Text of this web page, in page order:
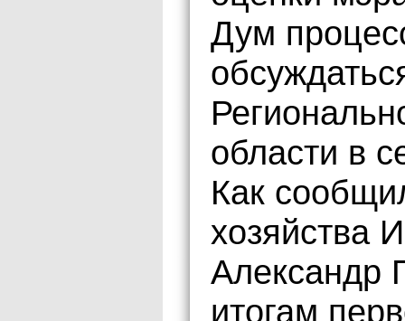
Дум
области в
Как
хозяйства
Александр
итогам